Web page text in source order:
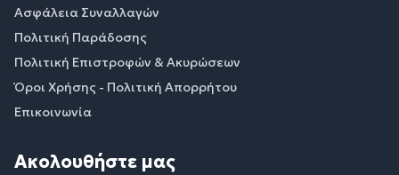
Ασφάλεια Συναλλαγών
Πολιτική Παράδοσης
Πολιτική Επιστροφών & Ακυρώσεων
Όροι Χρήσης - Πολιτική Απορρήτου
Επικοινωνία
Ακολουθήστε μας